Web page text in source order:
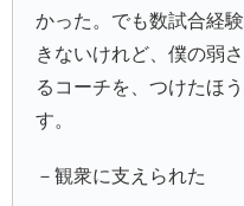
かった。でも数試合経
きないけれど、僕の弱
るコーチを、つけたほ
す。
－観衆に支えられた